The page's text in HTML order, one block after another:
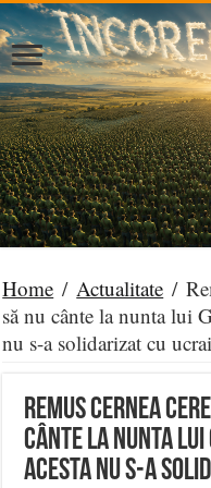
Home / Actualitate /
să nu cânte la nunta lui
nu s-a solidarizat cu
Remus Cernea
cânte la nunta lui
acesta nu s-a